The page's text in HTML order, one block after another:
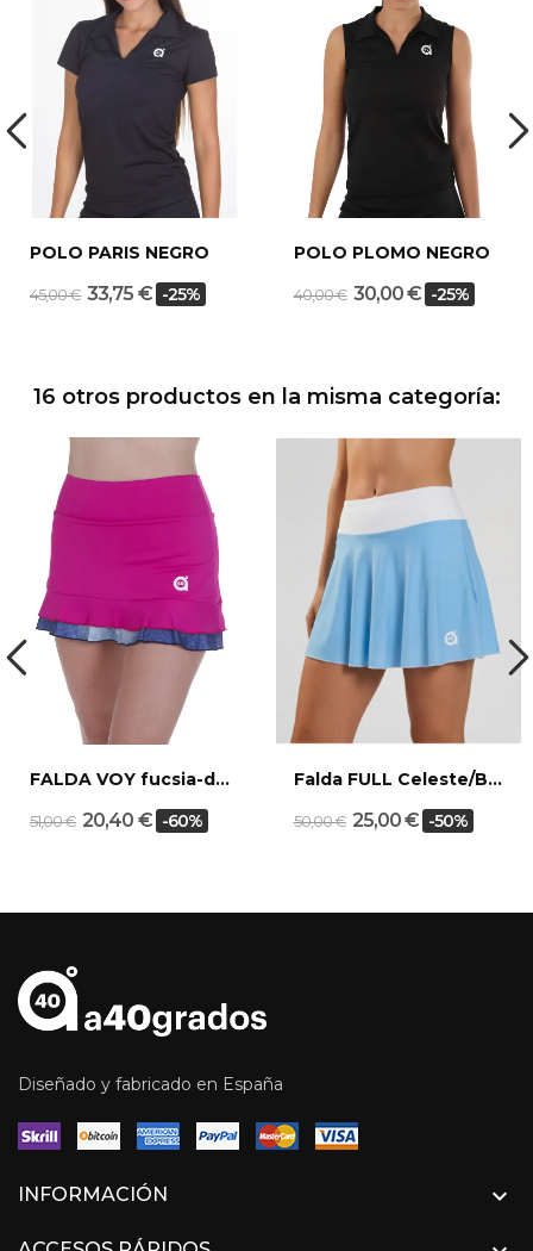
POLO PARIS NEGRO
45,00 € 33,75 € -25%
POLO PLOMO NEGRO
40,00 € 30,00 € -25%
16 otros productos en la misma categoría:
FALDA VOY fucsia-denim
51,00 € 20,40 € -60%
Falda FULL Celeste/Blanco
50,00 € 25,00 € -50%
Diseñado y fabricado en España
INFORMACIÓN 